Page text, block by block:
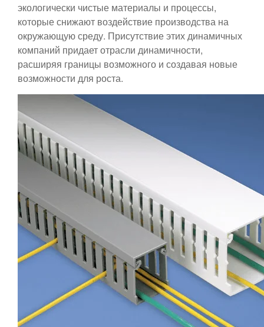
экологически чистые материалы и процессы,
которые снижают воздействие производства на
окружающую среду. Присутствие этих динамичных
компаний придает отрасли динамичности,
расширяя границы возможного и создавая новые
возможности для роста.